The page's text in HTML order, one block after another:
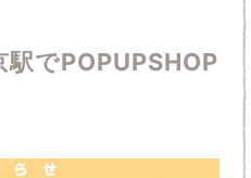
でPOPUPSHOP